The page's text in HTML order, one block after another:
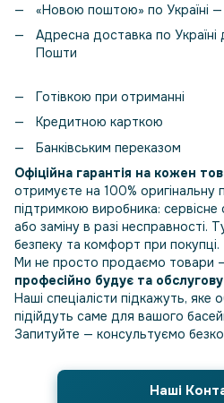
«Новою поштою» по Україні —
Адресна доставка по
Пошти
Готівкою при отриманні
Кредитною карткою
Банківським переказом
Офіційна гарантія на кожен
отримуєте на 100% оригінальну
підтримкою виробника:
або заміну в разі несправності.
безпеку та комфорт при покупці.
Ми не просто продаємо товари
професійно будує та
Наші спеціалісти підкажуть, яке
підійдуть саме для вашого
Запитуйте — консультуємо
Наші